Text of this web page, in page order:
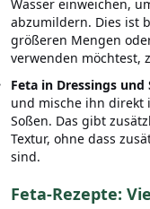
Wasser einweichen,
abzumildern. Dies ist
größeren Mengen
verwenden möchtest,
Feta in Dressings
und mische ihn direkt
Soßen. Das gibt
Textur, ohne dass
sind.
Feta-Rezepte: